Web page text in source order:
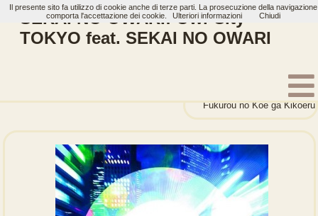
SEKAI NO OWARI: Owl City -
TOKYO feat. SEKAI NO OWARI
Fukurou no Koe ga
Il presente sito fa utilizzo di cookie anche di terze parti. La prosecuzione della navigazione
comporta l'accettazione dei cookie.
Ulteriori informazioni Chiudi